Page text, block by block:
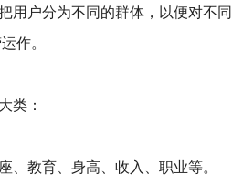
用户分为不同的群体，以便对不同
作。
类：
、教育、身高、收入、职业等。